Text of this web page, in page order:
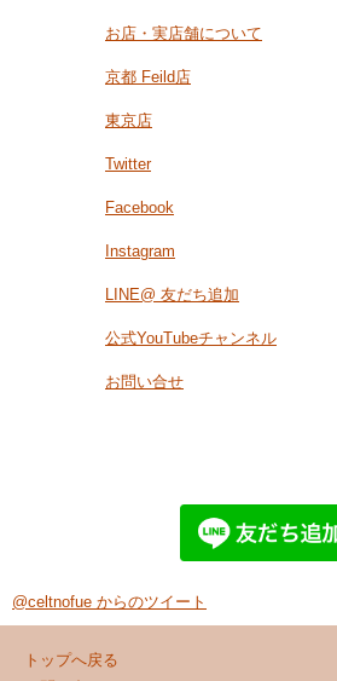
お店・実店舗について
京都 Feild店
東京店
Twitter
Facebook
Instagram
LINE@ 友だち追加
公式YouTubeチャンネル
お問い合せ
@celtnofue からのツイート
トップへ戻る